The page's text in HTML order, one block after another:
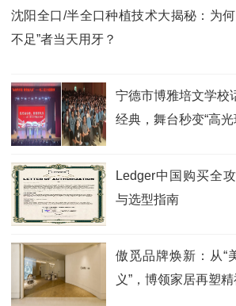
沈阳全口/半全口种植技术大揭秘：为
不足”者当天用牙？
宁德市博雅培文学校
经典，舞台秒变“高光
Ledger中国购买全
与选型指南
傲觅品牌焕新：从“
义”，博领家居再塑